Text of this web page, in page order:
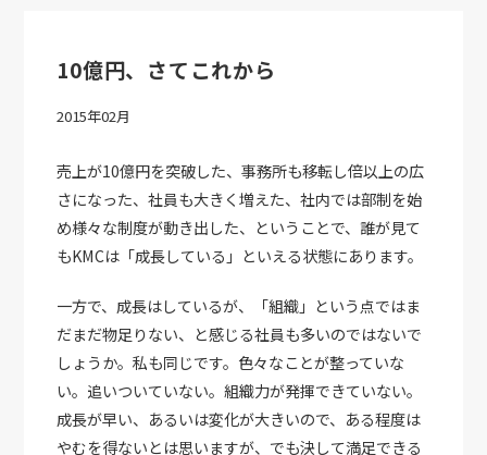
10億円、さてこれから
2015年02月
売上が10億円を突破した、事務所も移転し倍以上の広
さになった、社員も大きく増えた、社内では部制を始
め様々な制度が動き出した、ということで、誰が見て
もKMCは「成長している」といえる状態にあります。
一方で、成長はしているが、「組織」という点ではま
だまだ物足りない、と感じる社員も多いのではないで
しょうか。私も同じです。色々なことが整っていな
い。追いついていない。組織力が発揮できていない。
成長が早い、あるいは変化が大きいので、ある程度は
やむを得ないとは思いますが、でも決して満足できる